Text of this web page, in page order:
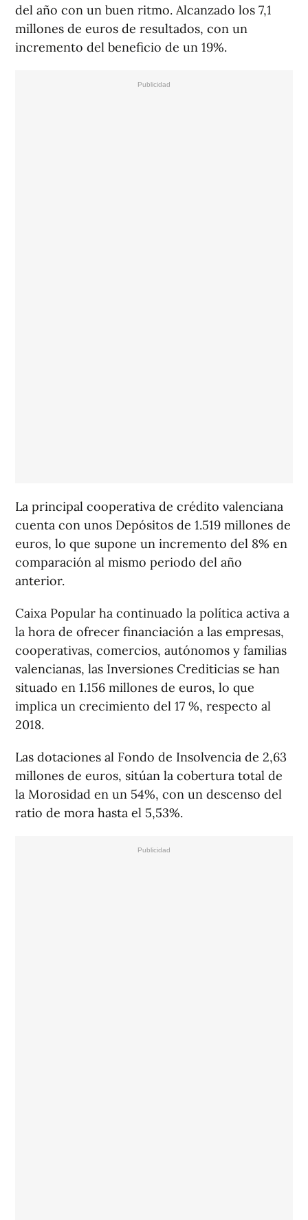
del año con un buen ritmo. Alcanzado los 7,1
millones de euros de resultados, con un
incremento del beneficio de un 19%.
La principal cooperativa de crédito valenciana
cuenta con unos Depósitos de 1.519 millones de
euros, lo que supone un incremento del 8% en
comparación al mismo periodo del año
anterior.
Caixa Popular ha continuado la política activa a
la hora de ofrecer financiación a las empresas,
cooperativas, comercios, autónomos y familias
valencianas, las Inversiones Crediticias se han
situado en 1.156 millones de euros, lo que
implica un crecimiento del 17 %, respecto al
2018.
Las dotaciones al Fondo de Insolvencia de 2,63
millones de euros, sitúan la cobertura total de
la Morosidad en un 54%, con un descenso del
ratio de mora hasta el 5,53%.